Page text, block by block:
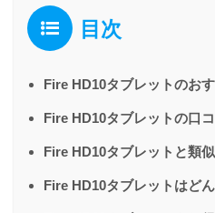
目次
Fire HD10タブレットのお
Fire HD10タブレットの口
Fire HD10タブレットと類
Fire HD10タブレットはど